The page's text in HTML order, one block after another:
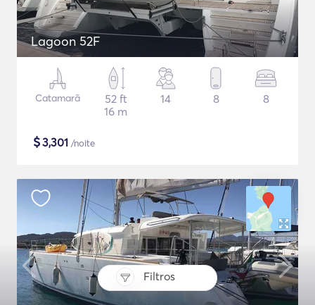
Filtros
Lagoon 52F
Catamarã
52 ft
16 m
14 8 8
$3,301 /noite